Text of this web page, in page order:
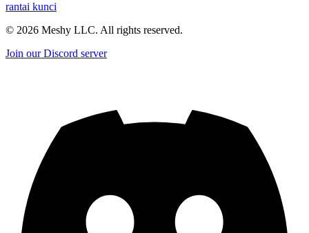
rantai kunci
© 2026 Meshy LLC. All rights reserved.
Join our Discord server